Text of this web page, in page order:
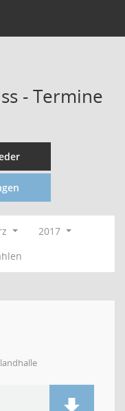
- Termine
2017